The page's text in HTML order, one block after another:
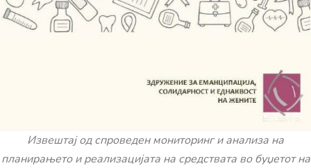
Извештај од спроведен мониторинг и анализа на
планирањето и реализацијата на средствата во буџетот на